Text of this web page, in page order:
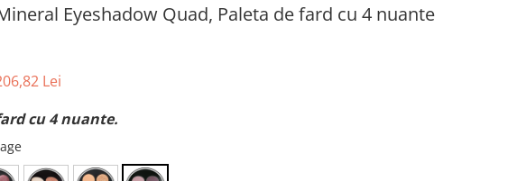
Eyeshadow Quad, Paleta de fard cu 4 nuante
Lei
cu 4 nuante.